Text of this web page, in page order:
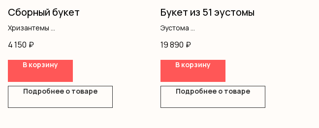
Сборный букет
Хризантемы
Оформление
4 150 ₽
В корзину
Подробнее о товаре
Букет из 51 эустомы
Эустома
19 890 ₽
В корзину
Подробнее о товаре